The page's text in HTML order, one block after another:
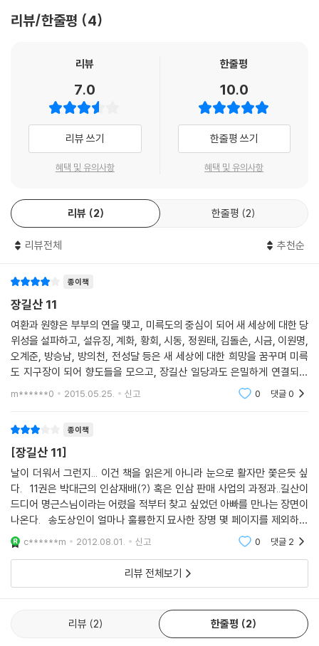
리뷰/한줄평 4
리뷰
7.0
리뷰 쓰기
혜택 및 유의사항
한줄평
10.0
한줄평 쓰기
혜택 및 유의사항
리뷰 2 한줄평 2
리뷰전체 추천순
종이책
장길산 11
여환과 원향은 부부의 연을 맺고, 미륵도의 중심이 되어 새 세상에 대한 당
위성을 설파하고, 설유징, 계화, 황회, 시동, 정원태, 김돌손, 시금, 이원명,
오계준, 방승남, 방의천, 전성달 등은 새 세상에 대한 희망을 꿈꾸며 미륵
도 지구장이 되어 향도들을 모으고, 장길산 일당과도 은밀하게 연결되어
뭔가가 진행될 것으로 보였다.하지만, 미륵도가 설파 했던 '양주 대전리에
m******0 2015.05.25. 신고 0 댓글0
종이책
[장길산 11]
날이 더워서 그런지... 이건 책을 읽은게 아니라 눈으로 활자만 쫓은듯 싶
다. 11권은 박대근의 인삼재배(?) 혹은 인삼 판매 사업의 과정과..길산이
드디어 명근스님이라는 어렸을 적부터 찾고 싶었던 아빠를 만나는 장면이
나온다. 송도상인이 얼마나 훌륭한지 묘사한 장명 몇 페이지를 제외하고
는 그닥 와 닿는 부분이 없고, 그래도 좀 드라마틱하게 적었으면 했던 길
산
c******m 2012.08.01. 신고 0 댓글 2
리뷰 전체보기
리뷰 2 한줄평 2